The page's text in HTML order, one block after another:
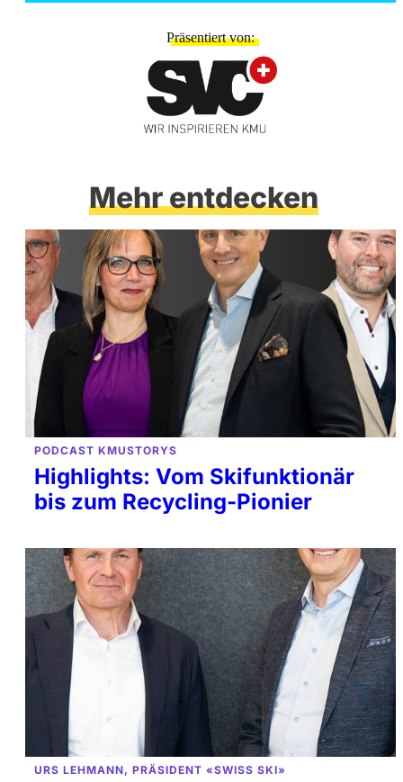
Präsentiert von
Mehr entdecken
PODCAST KMUSTORYS
Highlights: Vom Skifunktionär
bis zum Recycling-Pionier
URS LEHMANN, PRÄSIDENT «SWISS SKI»